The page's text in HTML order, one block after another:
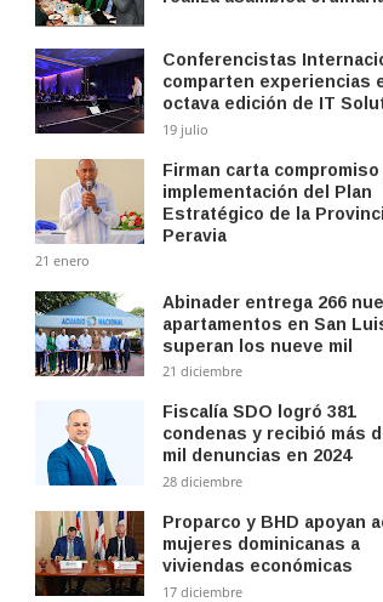
Conferencistas
comparten experiencias
octava edición de IT
19 julio
Firman carta compromiso
implementación del Plan
Estratégico de la
Peravia
21 enero
Abinader entrega 266
apartamentos en San
superan los nueve mil
21 diciembre
Fiscalía SDO logró 381
condenas y recibió más
mil denuncias en 2024
28 diciembre
Proparco y BHD apoyan
mujeres dominicanas a
viviendas económicas
17 diciembre